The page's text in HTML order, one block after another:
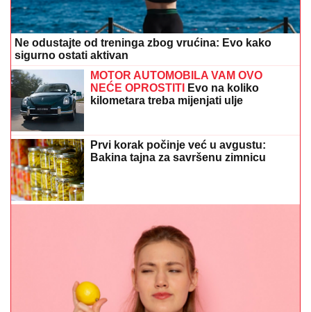
Ne odustajte od treninga zbog vrućina: Evo kako
sigurno ostati aktivan
MOTOR AUTOMOBILA VAM OVO
NEĆE OPROSTITI
kilometara treba mijenjati ulje
Prvi korak počinje već u avgustu: